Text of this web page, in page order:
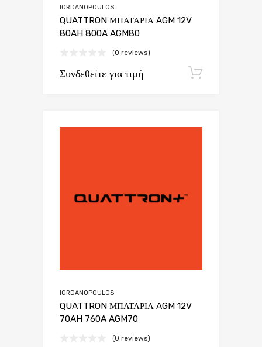
IORDANOPOULOS
QUATTRON ΜΠΑΤΑΡΙΑ AGM 12V
80AH 800A AGM80
(0 reviews)
Συνδεθείτε για τιμή
IORDANOPOULOS
QUATTRON ΜΠΑΤΑΡΙΑ AGM 12V
70AH 760A AGM70
(0 reviews)